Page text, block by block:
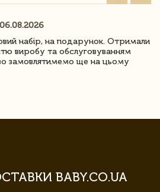
06.08.2026
набір, на подарунок. Отримали
виробу та обслуговуванням
замовлятимемо ще на цьому
BABY.CO.UA